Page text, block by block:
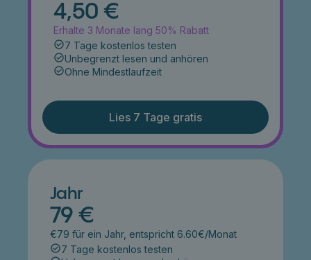
4,50 €
Erhalte 3 Monate lang 50% Rabatt
7 Tage kostenlos testen
Unbegrenzt lesen und anhören
Ohne Mindestlaufzeit
Lies 7 Tage gratis
Jahr
79 €
€79 für ein Jahr, entspricht 6.60€/Monat
7 Tage kostenlos testen